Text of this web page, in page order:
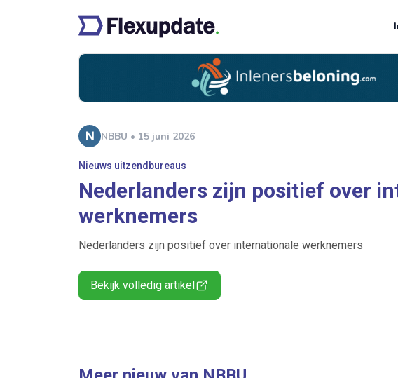
NBBU • 15 juni 2026
Nieuws uitzendbureaus
Nederlanders zijn positief over
werknemers
Nederlanders zijn positief over internationale werknemers
Bekijk volledig artikel